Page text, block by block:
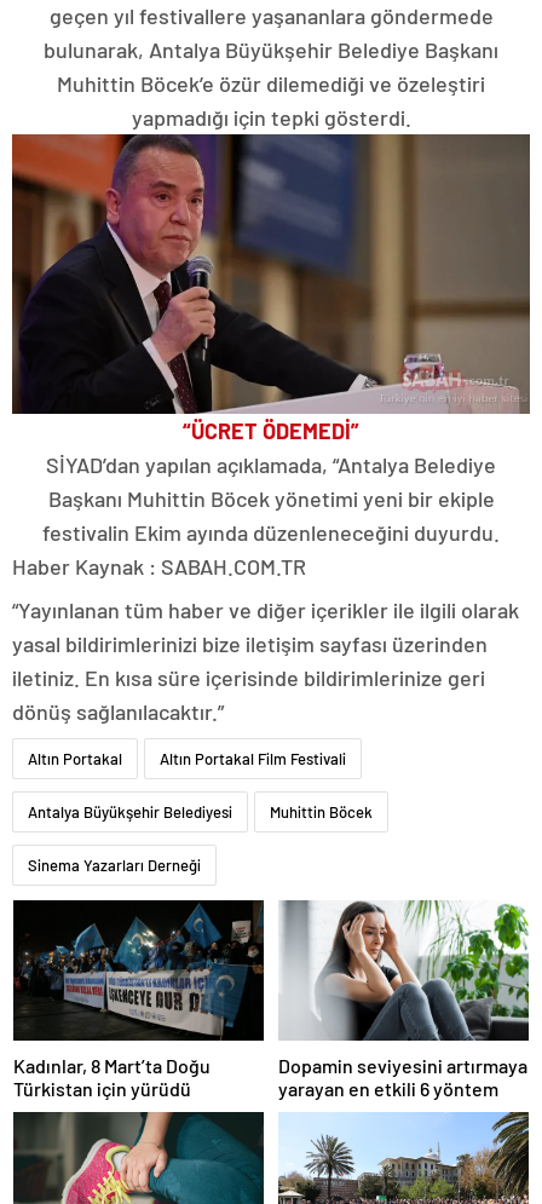
geçen yıl festivallere yaşananlara göndermede
bulunarak, Antalya Büyükşehir Belediye Başkanı
Muhittin Böcek’e özür dilemediği ve özeleştiri
yapmadığı için tepki gösterdi.
“ÜCRET ÖDEMEDİ”
SİYAD’dan yapılan açıklamada, “Antalya Belediye
Başkanı Muhittin Böcek yönetimi yeni bir ekiple
festivalin Ekim ayında düzenleneceğini duyurdu.
Haber Kaynak : SABAH.COM.TR
“Yayınlanan tüm haber ve diğer içerikler ile ilgili olarak
yasal bildirimlerinizi bize iletişim sayfası üzerinden
iletiniz. En kısa süre içerisinde bildirimlerinize geri
dönüş sağlanılacaktır.”
Altın Portakal Altın Portakal Film Festivali
Antalya Büyükşehir Belediyesi Muhittin Böcek
Sinema Yazarları Derneği
Kadınlar, 8 Mart’ta Doğu
Türkistan için yürüdü
Dopamin seviyesini artırmaya
yarayan en etkili 6 yöntem